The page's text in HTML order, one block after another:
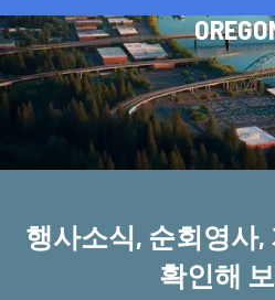
행사소식, 순회영사
확인해